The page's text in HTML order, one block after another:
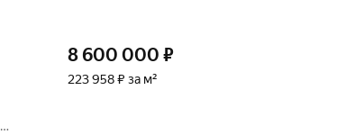
8 600 000 ₽
223 958 ₽ за м²